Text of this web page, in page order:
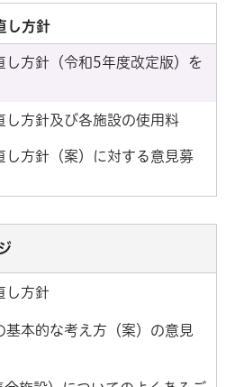
し方針
し方針（令和5年度改定版）を
し方針及び各施設の使用料
し方針（案）に対する意見募
し方針
基本的な考え方（案）の意見